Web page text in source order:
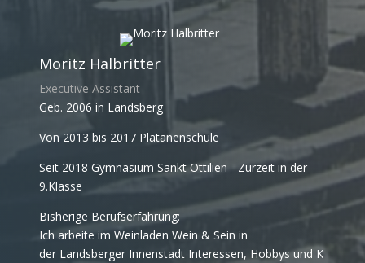
Moritz Halbritter
Executive Assistant
Geb. 2006 in Landsberg
Von 2013 bis 2017 Platanenschule
Seit 2018 Gymnasium Sankt Ottilien - Zurzeit in der
9.Klasse
Bisherige Berufserfahrung:
Ich arbeite im Weinladen Wein & Sein in
der Landsberger Innenstadt Interessen, Hobbys und K